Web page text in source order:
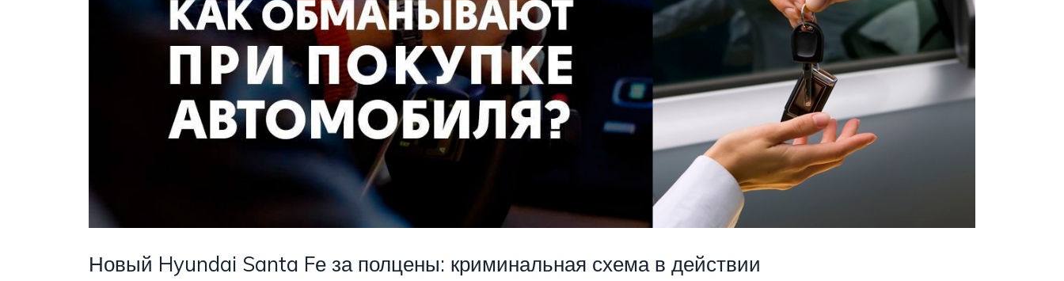
МОТОРС
СНГ
Новый Hyundai Santa Fе за полцены: криминальная схема в действии